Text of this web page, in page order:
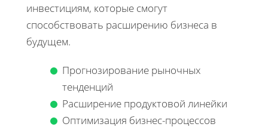
инвестициям, которые смогут
способствовать расширению бизнеса в
будущем.
Прогнозирование рыночных
тенденций
Расширение продуктовой линейки
Оптимизация бизнес-процессов